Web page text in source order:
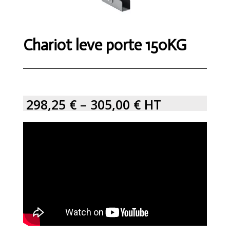
Chariot leve porte 150KG
298,25 €– 305,00 € HT